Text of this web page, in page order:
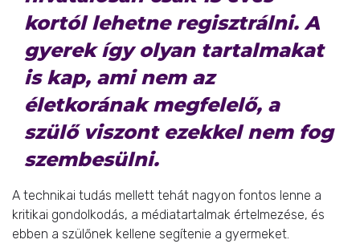
kortól lehetne regisztrálni. A
gyerek így olyan tartalmakat
is kap, ami nem az
életkorának megfelelő, a
szülő viszont ezekkel nem fog
szembesülni.
A technikai tudás mellett tehát nagyon fontos lenne a
kritikai gondolkodás, a médiatartalmak értelmezése, és
ebben a szülőnek kellene segítenie a gyermeket.